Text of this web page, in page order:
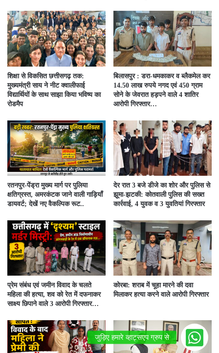
शिक्षा से विकसित छत्तीसगढ़ तक:
मुख्यमंत्री साय ने नीट क्वालीफाई
विद्यार्थियों के साथ साझा किया भविष्य का
रोडमैप
बिलासपुर : डरा-धमकाकर व ब्लैकमेल कर
14.50 लाख रुपये नगद एवं 450 ग्राम
सोने के जेवरात हड़पने वाले 4 शातिर
आरोपी गिरफ्तार…
रतनपुर-पेंड्रा मुख्य मार्ग पर पुलिया
क्षतिग्रस्त, अमरकंटक जाने वाली गाड़ियाँ
डायवर्ट; देखें नए वैकल्पिक रूट..
देर रात 3 बजे डीजे का शोर और पुलिस से
झूमा-झटकी: कोतवाली पुलिस की सख्त
कार्रवाई, 4 युवक व 3 युवतियां गिरफ्तार
प्रेम संबंध एवं जमीन विवाद के चलते
महिला की हत्या, शव को रेत में दफनाकर
साक्ष्य छिपाने वाले 3 आरोपी गिरफ्तार…
कोरबा: शराब में चूहा मारने की दवा
मिलाकर हत्या करने वाले आरोपी गिरफ्तार